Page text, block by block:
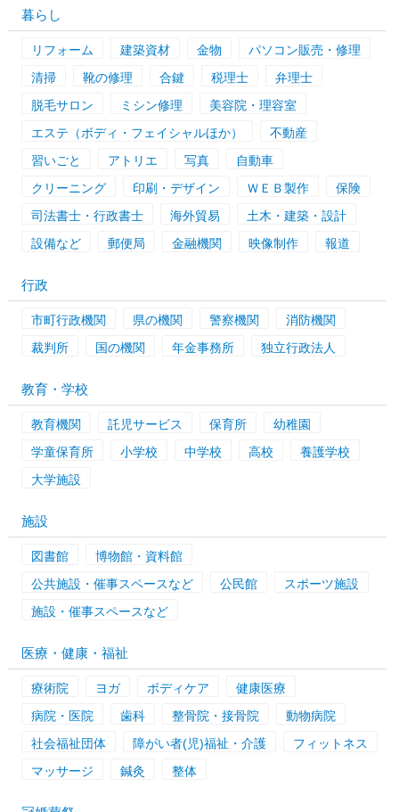
暮らし
リフォーム 建築資材 金物
パソコン販売・修理
清掃
靴の修理 合鍵 税理士
弁理士
脱毛サロン
ミシン修理
美容院・理容室
エステ（ボディ・フェイシャルほか）
不動産
習いごと
アトリエ 写真
自動車
クリーニング
印刷・デザイン ＷＥＢ製作
保険
司法書士・行政書士
海外貿易
土木・建築・設計
設備など
郵便局 金融機関 映像制作 報道
行政
市町行政機関 県の機関 警察機関
消防機関
裁判所
国の機関 年金事務所 独立行政法人
教育・学校
教育機関 託児サービス 保育所
幼稚園
学童保育所
小学校 中学校 高校
養護学校
大学施設
施設
図書館
博物館・資料館
公共施設・催事スペースなど
公民館
スポーツ施設
施設・催事スペースなど
医療・健康・福祉
療術院 ヨガ ボディケア
健康医療
病院・医院
歯科 整骨院・接骨院
動物病院
社会福祉団体
障がい者(児)福祉・介護
フィットネス
マッサージ
鍼灸 整体